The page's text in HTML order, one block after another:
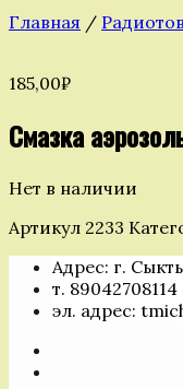
Главная /
185,00₽
Смазка
Нет в наличии
Артикул 2233
Адрес: г.
т.
эл. адрес: